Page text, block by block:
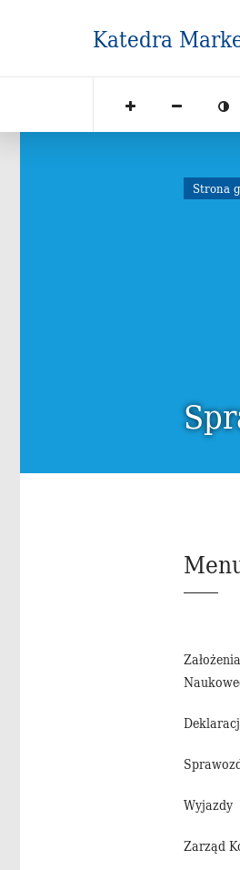
Katedra
Strona
Wy­jaz­dy
Za­rząd